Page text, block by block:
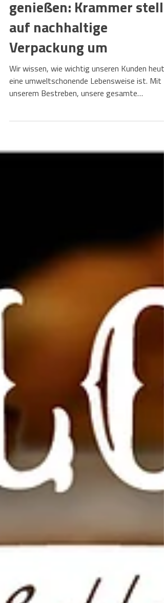
Mit gutem Gewissen
genießen: Krammer stellt
auf nachhaltige
Verpackung um
Wir wissen, wie wichtig unseren Kunden heute
unserem Bestreben, unsere gesamte